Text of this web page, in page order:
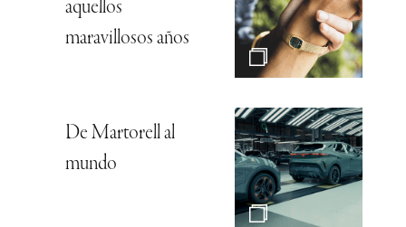
aquellos
maravillosos años
De Martorell al
mundo